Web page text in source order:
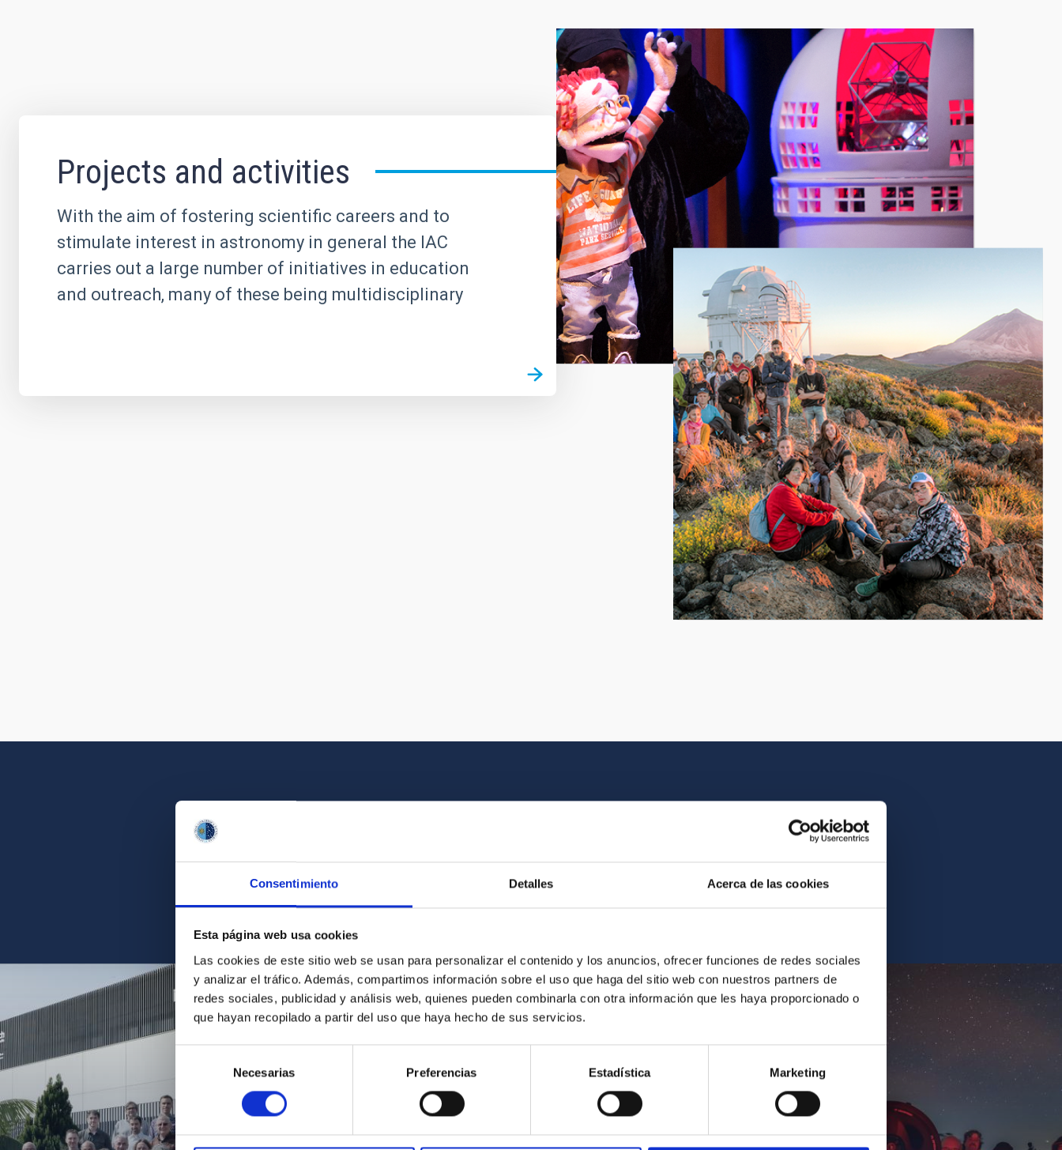
Consentimiento Detalles Acerca de las cookies
Esta página web usa cookies
Las cookies de este sitio web se usan para personalizar el contenido y los anuncios, ofrecer funciones de redes sociales
y analizar el tráfico. Además, compartimos información sobre el uso que haga del sitio web con nuestros partners de
redes sociales, publicidad y análisis web, quienes pueden combinarla con otra información que les haya proporcionado o
que hayan recopilado a partir del uso que haya hecho de sus servicios.
consentimiento
Necesarias Preferencias Estadística Marketing
Projects and activities
With the aim of fostering scientific careers and to
stimulate interest in astronomy in general the IAC
carries out a large number of initiatives in education
and outreach, many of these being multidisciplinary
Get a close look at the beauty of the universe and the graphic history of the IAC.
Find the photo of the video you are looking for among our archives.